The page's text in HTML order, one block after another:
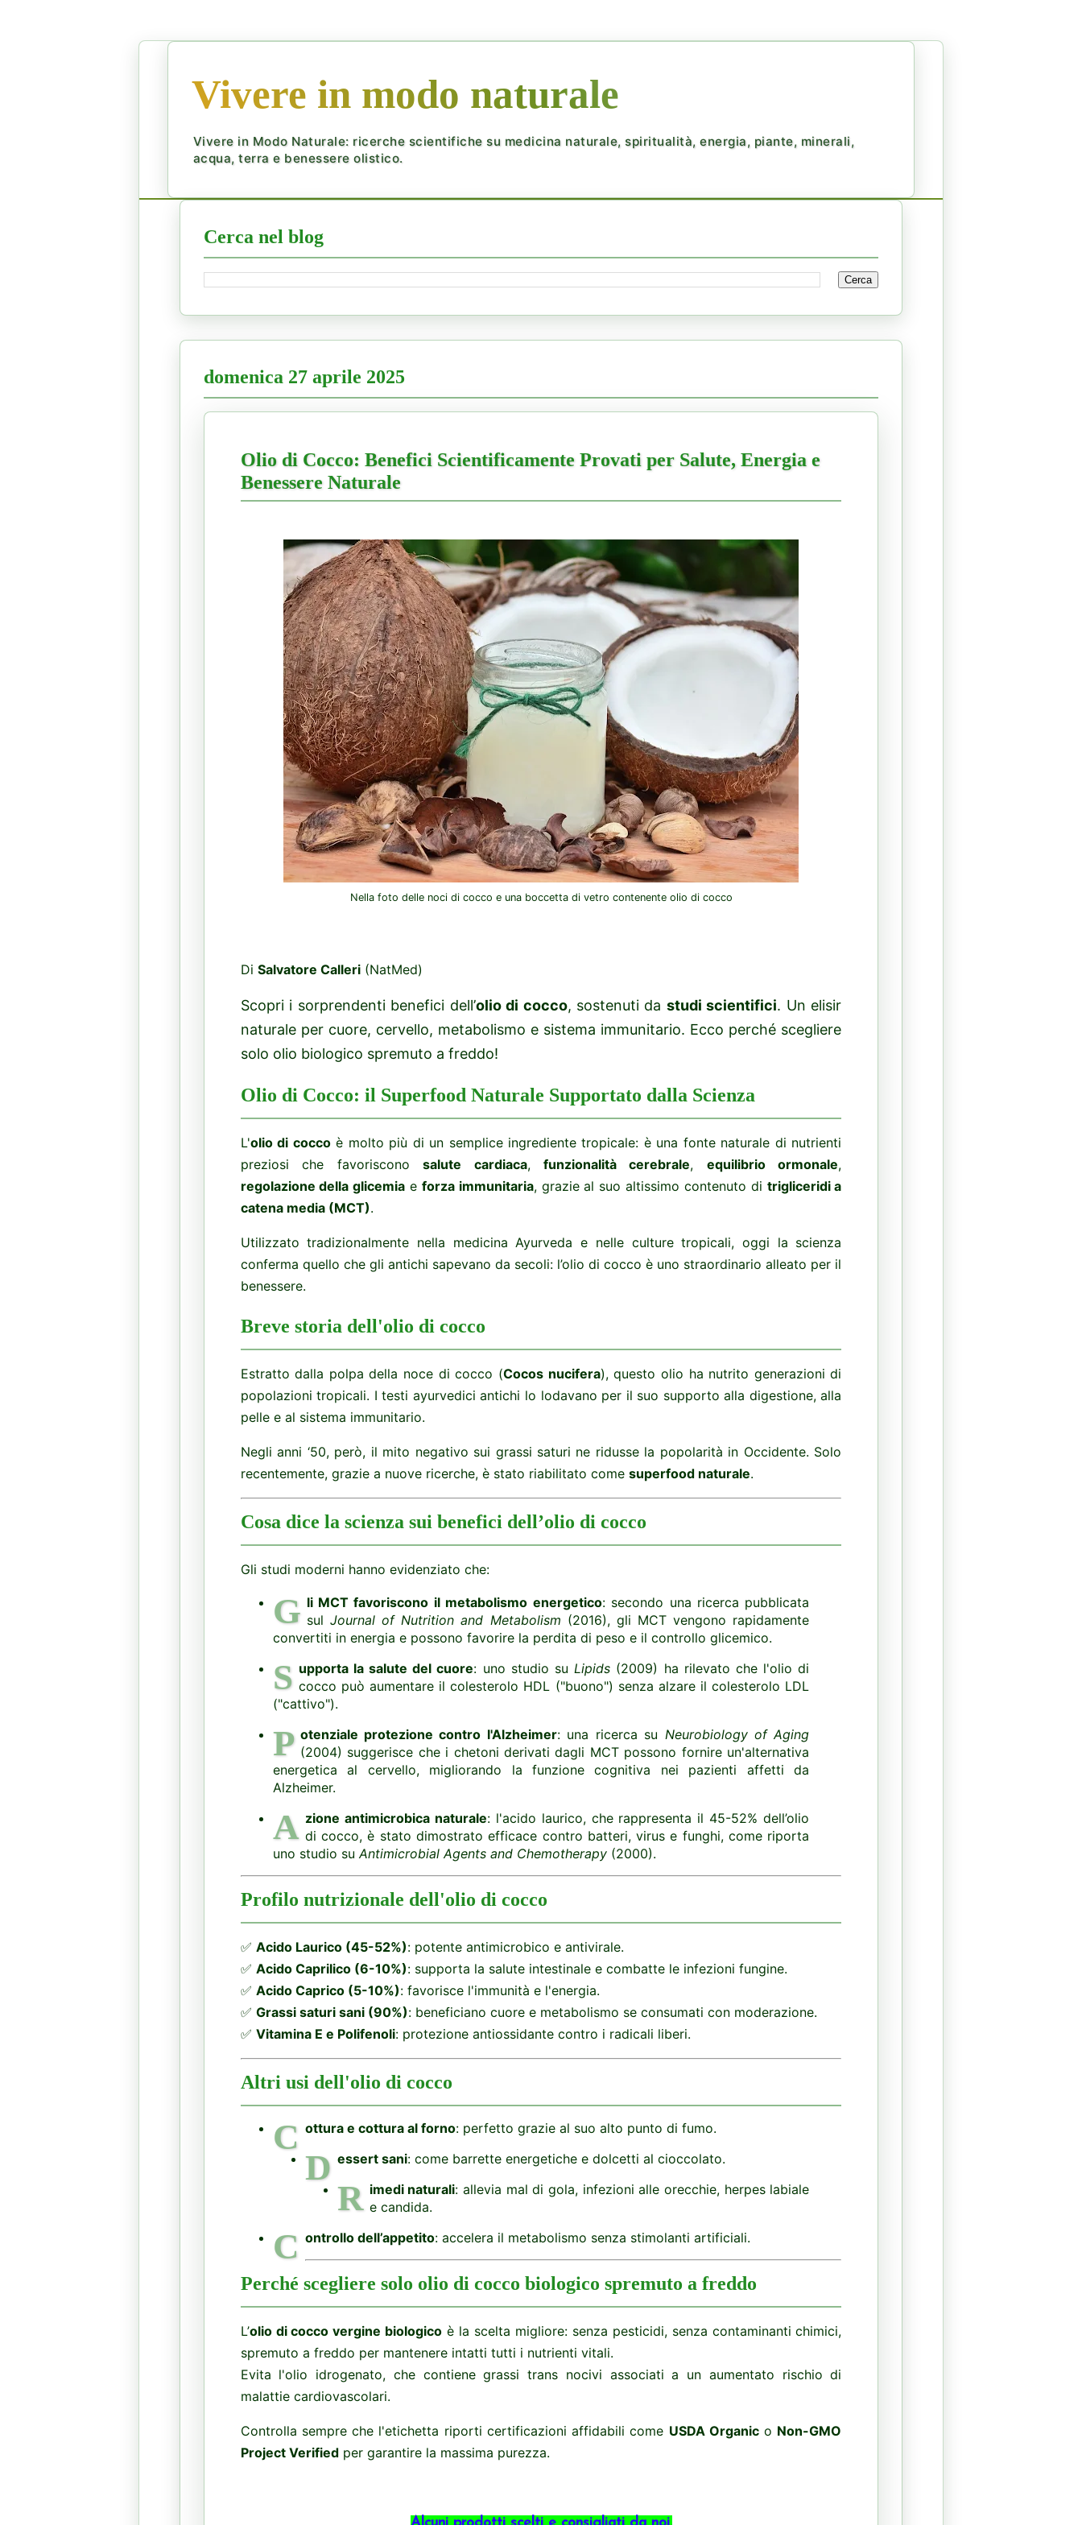
Vivere in modo naturale
Vivere in Modo Naturale: ricerche scientifiche su medicina naturale, spiritualità, energia, piante, minerali,
acqua, terra e benessere olistico.
Cerca nel blog
domenica 27 aprile 2025
Olio di Cocco: Benefici Scientificamente Provati per Salute, Energia e
Benessere Naturale
Nella foto delle noci di cocco e una boccetta di vetro contenente olio di cocco
Di Salvatore Calleri(NatMed)
Scopri i sorprendenti benefici dell’olio di cocco, sostenuti da studi scientifici. Un elisir
naturale per cuore, cervello, metabolismo e sistema immunitario. Ecco perché scegliere
solo olio biologico spremuto a freddo!
Olio di Cocco: il Superfood Naturale Supportato dalla Scienza
L'olio di coccoè molto più di un semplice ingrediente tropicale: è una fonte naturale di nutrienti
preziosi che favorisconosalute cardiaca, funzionalità cerebrale, equilibrio ormonale,
regolazione della glicemia e forza immunitaria, grazie al suo altissimo contenuto di trigliceridi a
catena media (MCT).
Utilizzato tradizionalmente nella medicina Ayurveda e nelle culture tropicali, oggi la scienza
conferma quello che gli antichi sapevano da secoli: l’olio di cocco è uno straordinario alleato per il
benessere.
Breve storia dell'olio di cocco
Estratto dalla polpa della noce di cocco (Cocos nucifera), questo olio ha nutrito generazioni di
popolazioni tropicali. I testi ayurvedici antichi lo lodavano per il suo supporto alla digestione, alla
pelle e al sistema immunitario.
Negli anni ‘50, però, il mito negativo sui grassi saturi ne ridusse la popolarità in Occidente. Solo
recentemente, grazie a nuove ricerche, è stato riabilitato come superfood naturale.
Cosa dice la scienza sui benefici dell’olio di cocco
Gli studi moderni hanno evidenziato che:
G li MCT favoriscono il metabolismo energetico: secondo una ricerca pubblicata
sul Journal of Nutrition and Metabolism (2016), gli MCT vengono rapidamente
convertiti in energia e possono favorire la perdita di peso e il controllo glicemico.
S upporta la salute del cuore: uno studio su Lipids (2009) ha rilevato che l'olio di
cocco può aumentare il colesterolo HDL ("buono") senza alzare il colesterolo LDL
("cattivo").
P otenziale protezione contro l'Alzheimer: una ricerca su Neurobiology of Aging
(2004) suggerisce che i chetoni derivati dagli MCT possono fornire un'alternativa
energetica al cervello, migliorando la funzione cognitiva nei pazienti affetti da
Alzheimer.
A zione antimicrobica naturale: l'acido laurico, che rappresenta il 45-52% dell’olio
di cocco, è stato dimostrato efficace contro batteri, virus e funghi, come riporta
uno studio su Antimicrobial Agents and Chemotherapy(2000).
Profilo nutrizionale dell'olio di cocco
✅ Acido Laurico (45-52%): potente antimicrobico e antivirale.
✅ Acido Caprilico (6-10%): supporta la salute intestinale e combatte le infezioni fungine.
✅ Acido Caprico (5-10%): favorisce l'immunità e l'energia.
✅ Grassi saturi sani (90%): beneficiano cuore e metabolismo se consumati con moderazione.
✅ Vitamina E e Polifenoli: protezione antiossidante contro i radicali liberi.
Altri usi dell'olio di cocco
C ottura e cottura al forno: perfetto grazie al suo alto punto di fumo.
D essert sani: come barrette energetiche e dolcetti al cioccolato.
R imedi naturali: allevia mal di gola, infezioni alle orecchie, herpes labiale
e candida.
C ontrollo dell’appetito: accelera il metabolismo senza stimolanti artificiali.
Perché scegliere solo olio di cocco biologico spremuto a freddo
L’olio di cocco vergine biologico è la scelta migliore: senza pesticidi, senza contaminanti chimici,
spremuto a freddo per mantenere intatti tutti i nutrienti vitali.
Evita l'olio idrogenato, che contiene grassi trans nocivi associati a un aumentato rischio di
malattie cardiovascolari.
Controlla sempre che l'etichetta riporti certificazioni affidabili come USDA Organico Non-GMO
Project Verifiedper garantire la massima purezza.